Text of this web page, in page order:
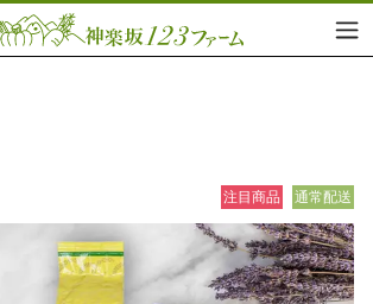
注目商品 通常配送